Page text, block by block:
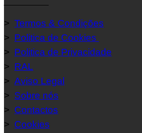
> Termos & Condições
> Politica de Cookies
> Politica de Privacidade
> RAL
> Aviso Legal
> Sobre nós
> Contactos
> Cookies